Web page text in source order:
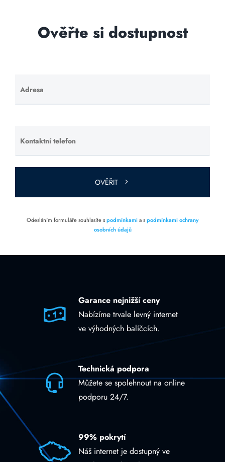
Ověřte si dostupnost
Adresa
Ponechte
toto pole
Kontaktní telefon
Ponechte
toto pole
prázdné.
OVĚŘIT
Odesláním formuláře souhlasíte spodmínkamia spodmínkami ochrany
osobních údajů
Garance nejnižší ceny
Nabízíme trvale levný internet
ve výhodných balíčcích.
Technická podpora
Můžete se spolehnout na online
podporu 24/7.
99% pokrytí
Náš internet je dostupný ve